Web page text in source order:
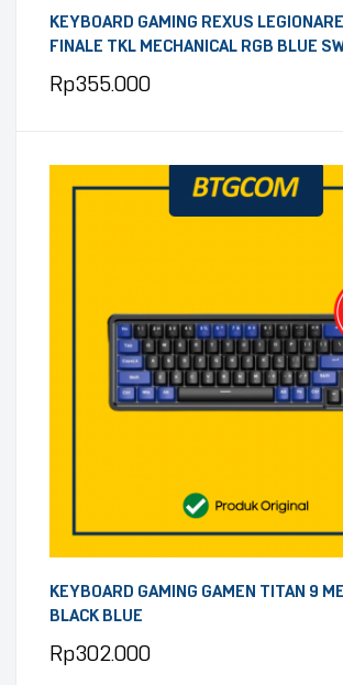
KEYBOARD GAMING REXUS
FINALE TKL MECHANICAL RGB BLUE
Rp355.000
KEYBOARD GAMING GAMEN TITAN 9
BLACK BLUE
Rp302.000